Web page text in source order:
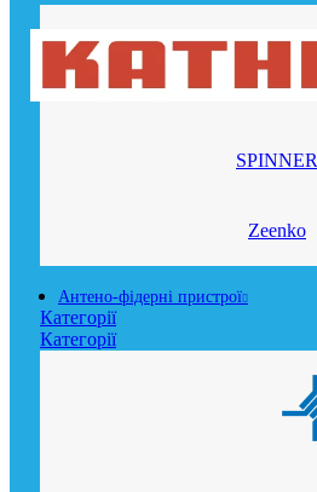
SPINNER
Zeenko
Антено-фідерні пристрої
Категорії
Категорії